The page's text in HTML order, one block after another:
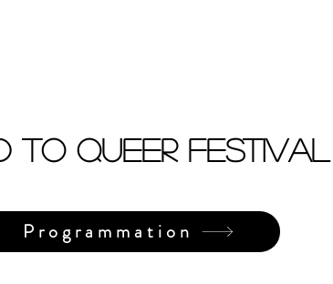
to Queer Festival
Programmation